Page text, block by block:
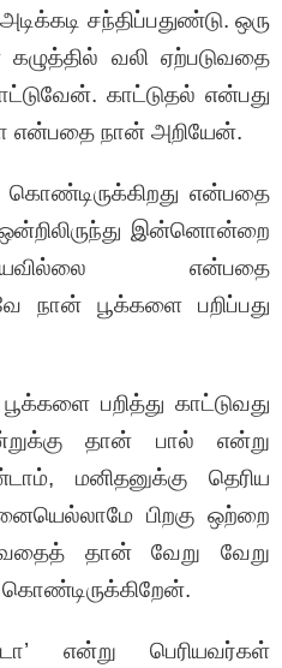
சந்திப்பதுண்டு. ஒரு
வலி ஏற்படுவதை
காட்டுதல் என்பது
என்பதை நான் அறியேன்.
கொண்டிருக்கிறது என்பதை
இன்னொன்றை
என்பதை
நான் பூக்களை பறிப்பது
பறித்து காட்டுவது
தான் பால் என்று
மனிதனுக்கு தெரிய
பிறகு ஒற்றை
தான் வேறு வேறு
என்று பெரியவர்கள்